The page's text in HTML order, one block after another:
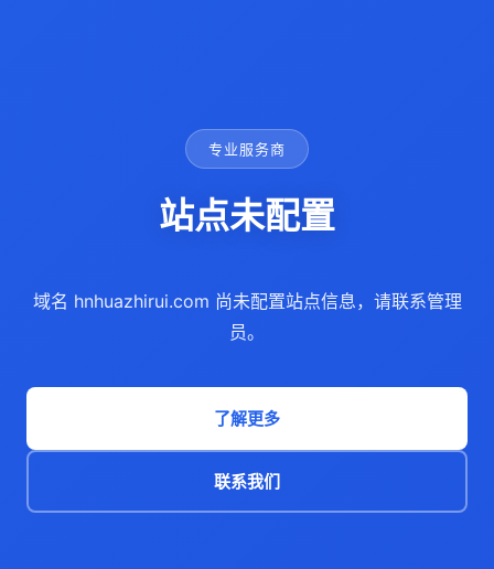
专业服务商
站点未配置
域名 hnhuazhirui.com 尚未配置站点信息，请联系管理
员。
了解更多
联系我们